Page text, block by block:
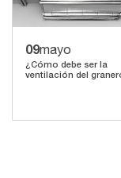
09mayo
¿Cómo debe ser la
ventilación del